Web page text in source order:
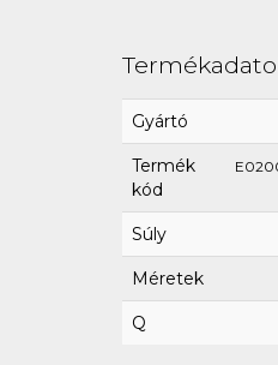
Gyártó
Termék
kód
Súly
Méretek
Q